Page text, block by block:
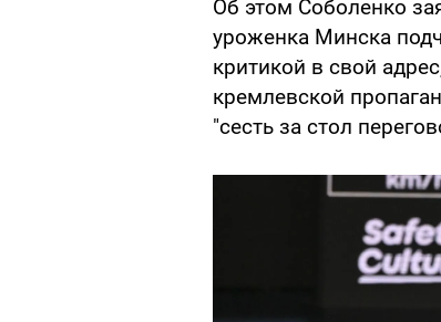
Об этом Соболенко
уроженка Минска
критикой в свой
кремлевской
"сесть за стол